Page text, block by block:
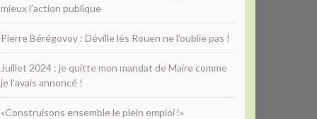
mieux l’action publique
Pierre Bérégovoy : Déville lès Rouen ne l’oublie pas !
Juillet 2024 : je quitte mon mandat de Maire comme
je l’avais annoncé !
«Construisons ensemble le plein emploi !»